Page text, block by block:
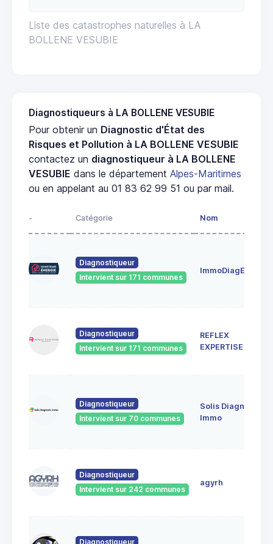
Liste des catastrophes naturelles à LA
BOLLENE VESUBIE
Diagnostiqueurs à LA BOLLENE VESUBIE
Pour obtenir un Diagnostic d'État des
Risques et Pollution à LA BOLLENE VESUBIE
contactez un diagnostiqueur à LA BOLLENE
VESUBIE dans le département Alpes-Maritimes
ou en appelant au 01 83 62 99 51 ou par mail.
- Catégorie Nom
Diagnostiqueur
Intervient sur 171 communes
ImmoDiagEnergie
Diagnostiqueur
Intervient sur 171 communes
REFLEX
EXPERTISE
Diagnostiqueur
Intervient sur 70 communes
Solis Diagnostic
Immo
Diagnostiqueur
Intervient sur 242 communes
agyrh
Diagnostiqueur